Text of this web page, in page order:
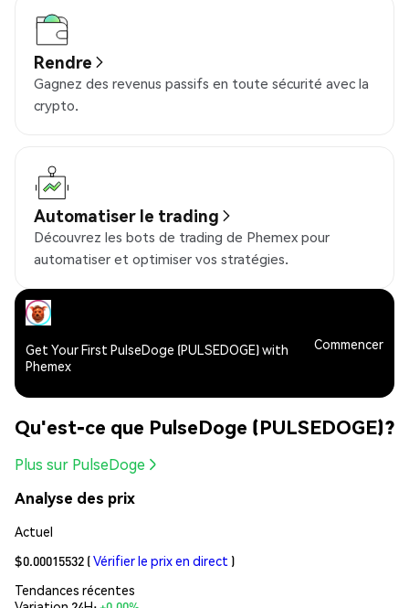
Rendre
Gagnez des revenus passifs en toute sécurité avec la
crypto.
Automatiser le trading
Découvrez les bots de trading de Phemex pour
automatiser et optimiser vos stratégies.
Get Your First PulseDoge (PULSEDOGE) with
Phemex
Commencer
Qu'est-ce que PulseDoge (PULSEDOGE)?
Plus sur PulseDoge
Analyse des prix
Actuel
$0.00015532 (Vérifier le prix en direct )
Tendances récentes